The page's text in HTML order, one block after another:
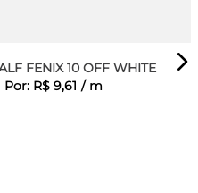
FENIX 10 OFF WHITE
Por: R$ 9,61 / m